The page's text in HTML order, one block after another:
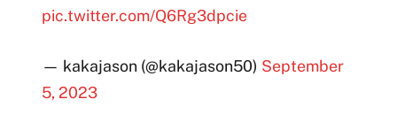
pic.twitter.com/Q6Rg3dpcie
— kakajason (@kakajason50) September
5, 2023